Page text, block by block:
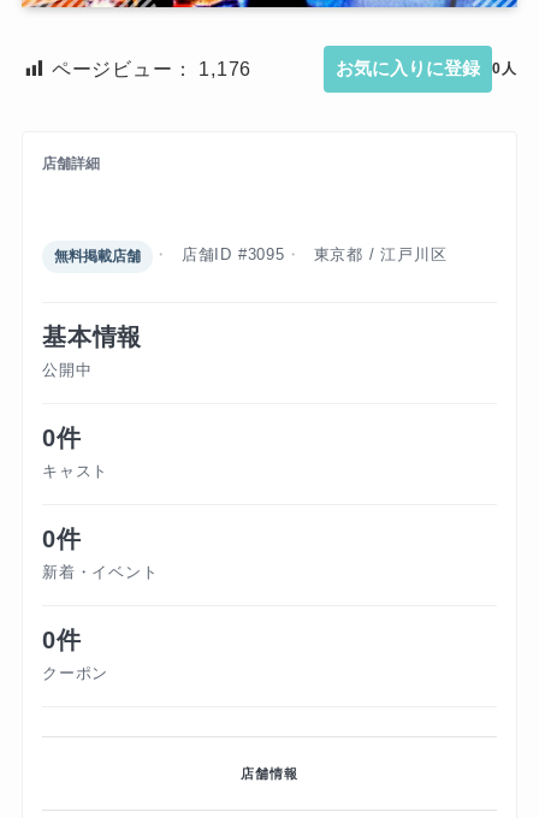
ページビュー： 1,176 お気に入りに登録 0人
店舗詳細
無料掲載店舗 店舗ID #3095 東京都 / 江戸川区
基本情報
公開中
0件
キャスト
0件
新着・イベント
0件
クーポン
店舗情報